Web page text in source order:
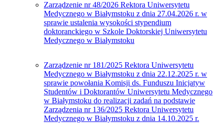
Zarządzenie nr 48/2026 Rektora Uniwersytetu
Medycznego w Białymstoku z dnia 27.04.2026 r. w
sprawie ustalenia wysokości stypendium
doktoranckiego w Szkole Doktorskiej Uniwersytetu
Medycznego w Białymstoku
Zarządzenie nr 181/2025 Rektora Uniwersytetu
Medycznego w Białymstoku z dnia 22.12.2025 r. w
sprawie powołania Komisji ds. Funduszu Inicjatyw
Studentów i Doktorantów Uniwersytetu Medycznego
w Białymstoku do realizacji zadań na podstawie
Zarządzenia nr 136/2025 Rektora Uniwersytetu
Medycznego w Białymstoku z dnia 14.10.2025 r.